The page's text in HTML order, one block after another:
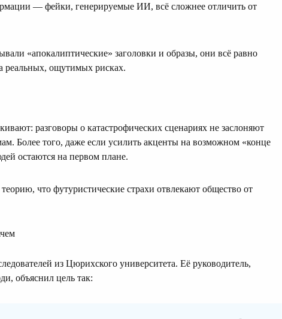
— фейки, генерируемые ИИ, всё сложнее отличить от
«апокалиптические» заголовки и образы, они всё равно
реальных, ощутимых рисках.
разговоры о катастрофических сценариях не заслоняют
Более того, даже если усилить акценты на возможном «конце
остаются на первом плане.
что футуристические страхи отвлекают общество от
из Цюрихского университета. Её руководитель,
объяснил цель так: